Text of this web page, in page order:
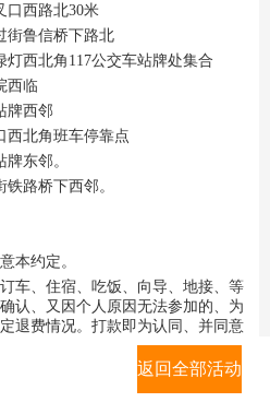
口西路北30米
街鲁信桥下路北
西北角117公交车站牌处集合
西临
牌西邻
西北角班车停靠点
东邻。
路桥下西邻。
本约定。
车、住宿、吃饭、向导、地接、等
认、又因个人原因无法参加的、为
退费情况。打款即为认同、并同意
、请提前三天请假。三天期内报名
时期内因个人原因确实无法参加活
返回全部活动